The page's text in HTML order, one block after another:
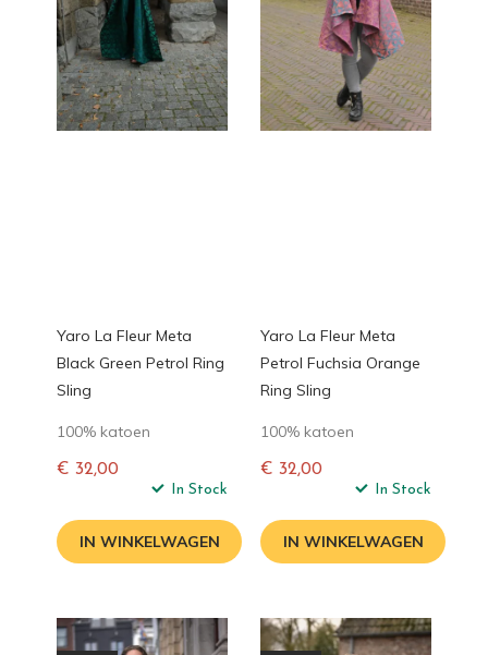
Yaro La Fleur Meta
Black Green Petrol Ring
Sling
100% katoen
€ 32,00
In Stock
IN WINKELWAGEN
Yaro La Fleur Meta
Petrol Fuchsia Orange
Ring Sling
100% katoen
€ 32,00
In Stock
IN WINKELWAGEN